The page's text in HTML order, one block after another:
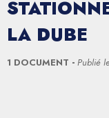
LA DUBE
1 DOCUMENT Publié